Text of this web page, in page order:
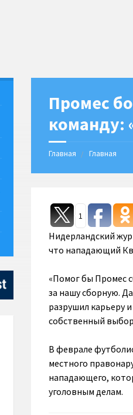
Промес
команду:
Главная Главная
1
Нидерландский
что нападающий
«Помог бы Промес
за нашу сборную.
разрушил карьеру
собственный
В феврале
местного
нападающего,
уголовным делам.